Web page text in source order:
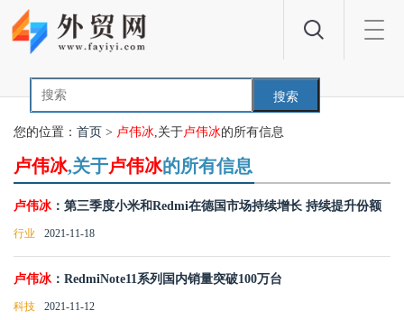
搜索
您的位置： 首页 > 卢伟冰,关于卢伟冰的所有信息
卢伟冰,关于卢伟冰的所有信息
卢伟冰：第三季度小米和Redmi在德国市场持续增长 持续提升份额
行业 2021-11-18
卢伟冰：RedmiNote11系列国内销量突破100万台
科技 2021-11-12